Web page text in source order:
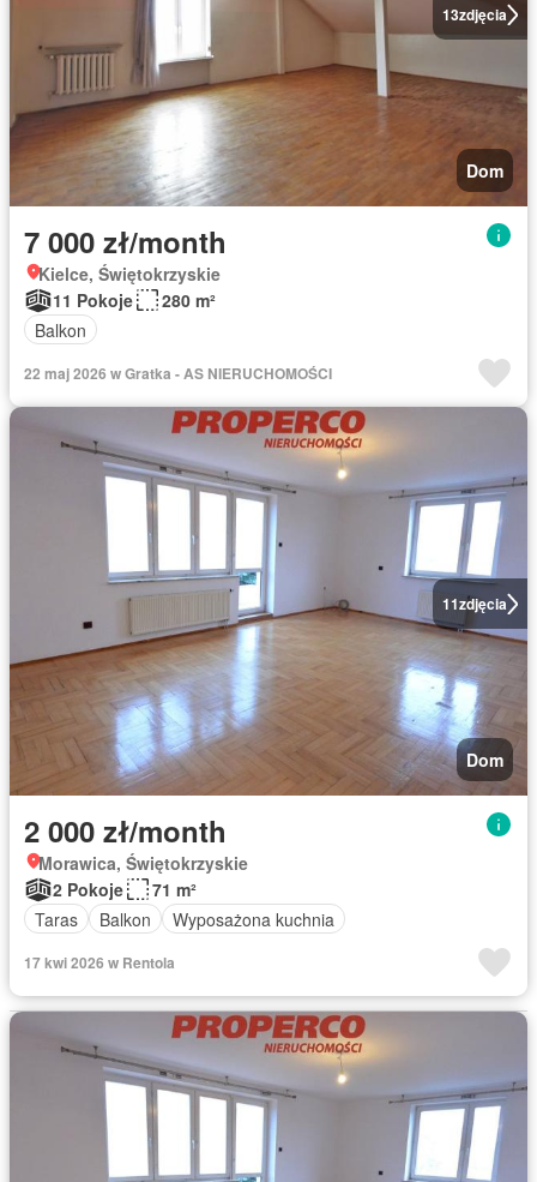
13zdjęcia
Dom
7 000 zł/month
Kielce, Świętokrzyskie
11 Pokoje
280 m²
Balkon
22 maj 2026 w Gratka - AS NIERUCHOMOŚCI
11zdjęcia
Dom
2 000 zł/month
Morawica, Świętokrzyskie
2 Pokoje
71 m²
Taras
Balkon Wyposażona kuchnia
17 kwi 2026 w Rentola